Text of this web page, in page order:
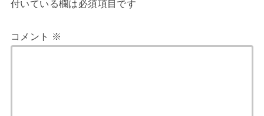
付いている欄は必須項目です
コメント ※